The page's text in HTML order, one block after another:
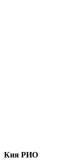
Кия РИО